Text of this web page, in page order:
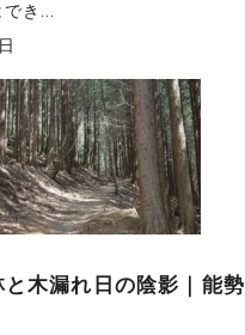
き...
木漏れ日の陰影｜能勢